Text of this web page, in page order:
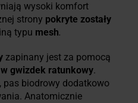
wysoki komfort
strony pokryte zostały
typu mesh.
zapinany jest za pomocą
gwizdek ratunkowy.
pas biodrowy dodatkowo
Anatomicznie